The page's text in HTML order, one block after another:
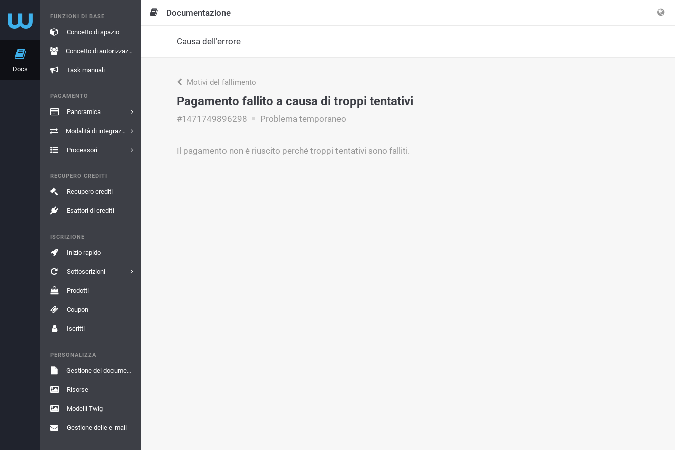
Docs
FUNZIONI DI BASE
Concetto di spazio
Concetto di autorizzazione
Task manuali
PAGAMENTO
Panoramica
Modalità di integrazione
Processori
RECUPERO CREDITI
Recupero crediti
Esattori di crediti
ISCRIZIONE
Inizio rapido
Sottoscrizioni
Prodotti
Coupon
Iscritti
PERSONALIZZA
Gestione dei documenti
Risorse
Modelli Twig
Gestione delle e-mail
Documentazione
Causa dell’errore
Motivi del fallimento
Pagamento fallito a causa di troppi tentativi
#1471749896298 Problema temporaneo
Il pagamento non è riuscito perché troppi tentativi sono falliti.